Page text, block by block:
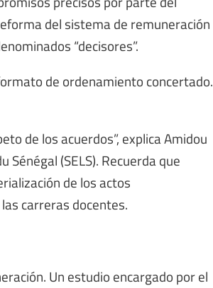
del sistema de remuneración
“decisores”.
de ordenamiento concertado.
de los acuerdos”, explica Amidou
(SELS). Recuerda que
de los actos
carreras docentes.
Un estudio encargado por el